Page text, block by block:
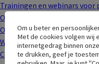
Trainingen en webinars voor
Organisatie
Over C-support
Werken bij C-support
Contact
Om u beter en
Met de cookies volgen wij
internetgedrag binnen
te drukken, geef je